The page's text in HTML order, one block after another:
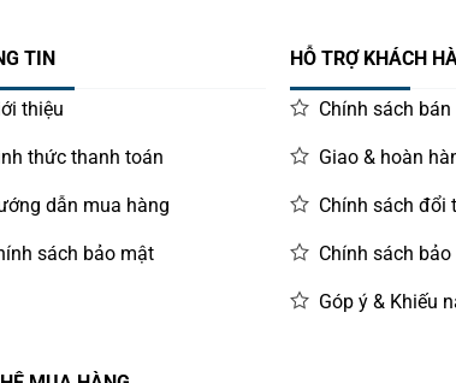
TIN
thiệu
thức thanh toán
dẫn mua hàng
sách bảo mật
HỖ TRỢ KHÁCH
Chính sách bán
Giao & hoàn
Chính sách đổi
Chính sách bảo
Góp ý & Khiếu